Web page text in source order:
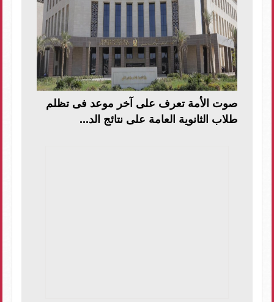
صوت الأمة تعرف على آخر موعد فى تظلم
طلاب الثانوية العامة على نتائج الد...